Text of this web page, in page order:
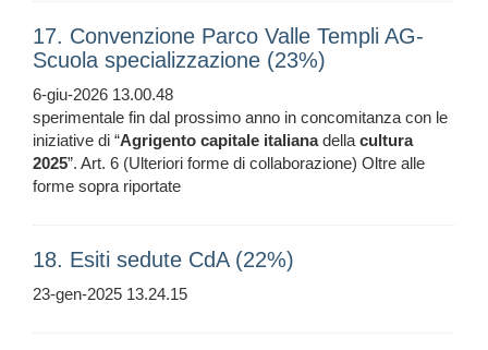
17. Convenzione Parco Valle Templi AG-
Scuola specializzazione (23%)
6-giu-2026 13.00.48
sperimentale fin dal prossimo anno in concomitanza con le
iniziative di “Agrigento capitale italianadellacultura
2025”. Art. 6 (Ulteriori forme di collaborazione) Oltre alle
forme sopra riportate
18. Esiti sedute CdA (22%)
23-gen-2025 13.24.15